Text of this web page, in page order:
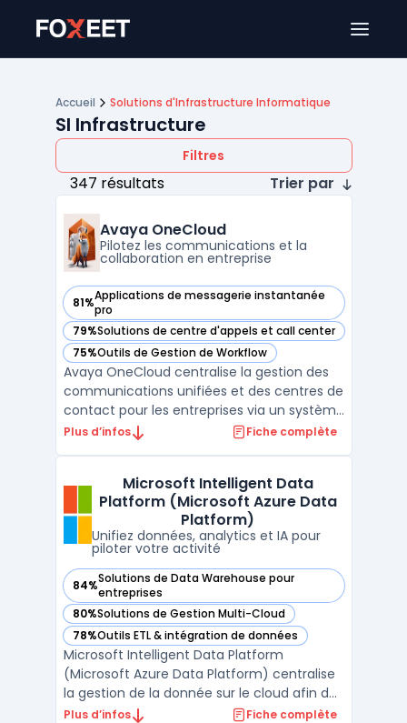
Accueil Solutions d'Infrastructure Informatique
SI Infrastructure
Filtres
347 résultats Trier par
Avaya OneCloud
Pilotez les communications et la
collaboration en entreprise
81%Applications de messagerie instantanée
pro
— voir Avaya OneCloud dans cette catégorie
79%Solutions de centre d'appels et call center
— voir Avaya OneCloud dans cette catégorie
75%Outils de Gestion de Workflow
— voir Avaya OneCloud dans cette catégorie
Avaya OneCloud centralise la gestion des
communications unifiées et des centres de
contact pour les entreprises via un système
d’abonnement. Les organisations disposent
coûts. Ce service permet de déployer des
outil ...
Plus d’infos Fiche complète
Microsoft Intelligent Data
Platform (Microsoft Azure Data
Platform)
Unifiez données, analytics et IA pour
piloter votre activité
84%Solutions de Data Warehouse pour
entreprises
— voir Microsoft Intelligent Data Platform (Microsoft
80%Solutions de Gestion Multi-Cloud
— voir Microsoft Intelligent Data Platform (Microsoft
78%Outils ETL & intégration de données
— voir Microsoft Intelligent Data Platform (Microsoft
Microsoft Intelligent Data Platform
(Microsoft Azure Data Platform) centralise
la gestion de la donnée sur le cloud afin de
limiter la fragmentation des systèmes et
Plus d’infos Fiche complète